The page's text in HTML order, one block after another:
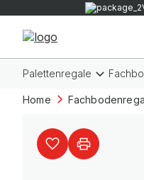
Palettenregale
Home